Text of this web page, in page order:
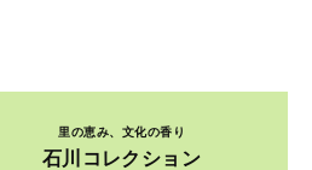
里の恵み、文化の香り
石川コレクション